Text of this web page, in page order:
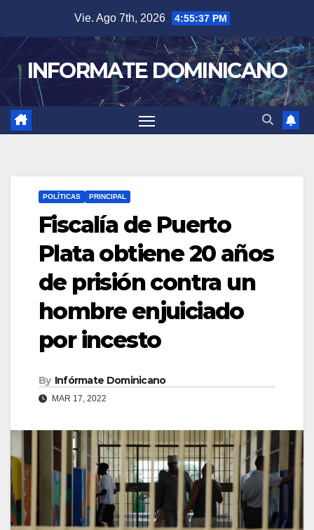
content
Vie. Ago 7th, 2026 4:55:38 PM
INFORMATE DOMINICANO
POLÍTICAS PRINCIPAL
Fiscalía de Puerto
Plata obtiene 20 años
de prisión contra un
hombre enjuiciado
por incesto
By Infórmate Dominicano
MAR 17, 2022